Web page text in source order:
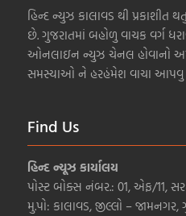
હિન્દ ન્યુઝ કાલાવડ થી પ્રકાશીત
છે. ગુજરાતમાં બહોળુ વાચક વર્ગ
ઓનલાઇન ન્યુઝ ચેનલ હોવાનો
સમસ્યાઓ ને હરહંમેશ વાચા આપવુ
Find Us
હિન્દ ન્યૂઝ કાર્યાલય
પોસ્ટ બોક્સ નંબર.: 01, એફ/11,
મુ.પો: કાલાવડ, જીલ્લો – જામનગર,